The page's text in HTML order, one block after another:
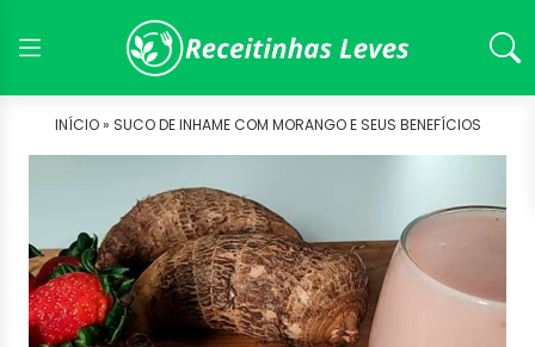
INÍCIO » SUCO DE INHAME COM MORANGO E SEUS BENEFÍCIOS